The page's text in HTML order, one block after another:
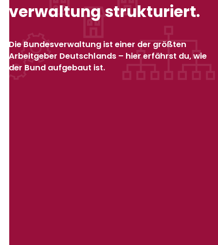
verwaltung struk­turiert.
Die Bundes­ver­waltung ist einer der größten
Arbeit­geber Deutsch­lands – hier erfährst du, wie
der Bund auf­ge­baut ist.